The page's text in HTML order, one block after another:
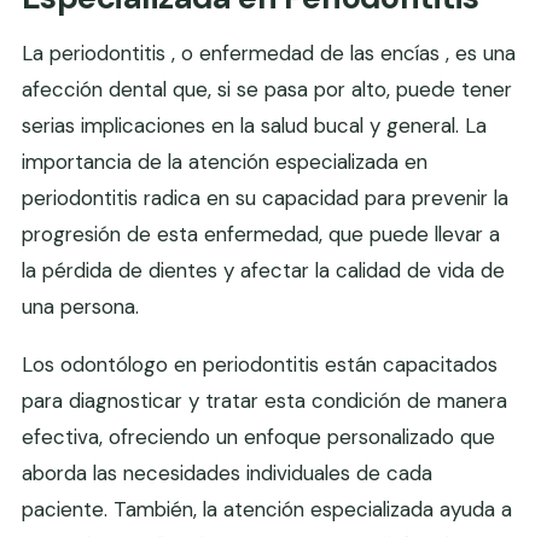
La periodontitis , o enfermedad de las encías , es una
afección dental que, si se pasa por alto, puede tener
serias implicaciones en la salud bucal y general. La
importancia de la atención especializada en
periodontitis radica en su capacidad para prevenir la
progresión de esta enfermedad, que puede llevar a
la pérdida de dientes y afectar la calidad de vida de
una persona.
Los odontólogo en periodontitis están capacitados
para diagnosticar y tratar esta condición de manera
efectiva, ofreciendo un enfoque personalizado que
aborda las necesidades individuales de cada
paciente. También, la atención especializada ayuda a